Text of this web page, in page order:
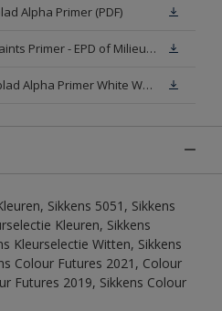
Alpha Primer (PDF)
Sikkens Interior Wallpaints Primer - EPD of Milieuproductverklaring
Veiligheidsinformatieblad Alpha Primer White W05 (MSDS)
Sikkens 5051, Sikkens
Kleuren, Sikkens
Kleurselectie Witten, Sikkens
Colour Futures 2021, Colour
Futures 2019, Sikkens Colour